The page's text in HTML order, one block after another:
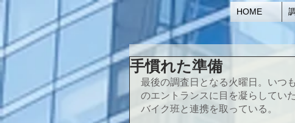
HOME
手慣れた準備
最後の調査日となる火曜日。いつ
のエントランスに目を凝らしてい
バイク班と連携を取っている。